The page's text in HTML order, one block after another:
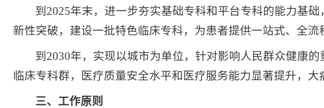
到2025年末，进一步夯实基础专科和平台专科的能力基
新性突破，建设一批特色临床专科，为患者提供一站式、全流
到2030年，实现以城市为单位，针对影响人民群众健康
临床专科群，医疗质量安全水平和医疗服务能力显著提升，大
三、工作原则